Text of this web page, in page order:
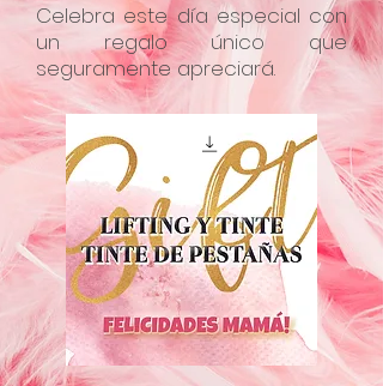
Celebra este día especial con
un regalo único que
seguramente apreciará.